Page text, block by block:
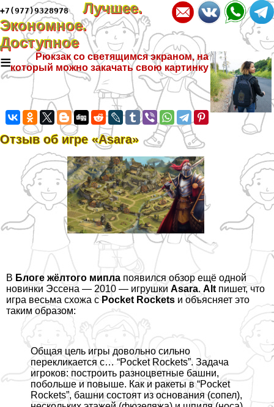
+7(977)9328978
Лучшее.
Экономное.
Доступное
≡
Рюкзак со светящимся экраном, на
который можно закачать свою картинку
Отзыв об игре «Asara»
В Блоге жёлтого мипла появилсяобзор ещё одной
новинки Эссена — 2010 — игрушки Asara. Alt пишет, что
игра весьма схожа с Pocket Rockets и объясняет это
таким образом:
Общая цель игры довольно сильно
перекликается с… “Pocket Rockets”. Задача
игроков: построить разноцветные башни,
побольше и повыше. Как и paкеты в “Pocket
Rockets”, башни состоят из основания (сопел),